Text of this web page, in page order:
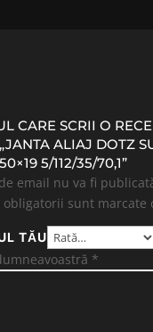
CARE SCRII O
ALIAJ DOTZ
5/112/35/70,1”
email nu va fi
obligatorii sunt marcate
TĂU
*